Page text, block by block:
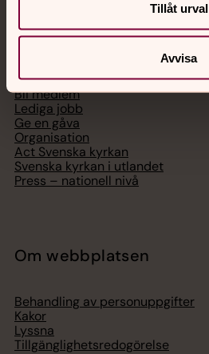
Tillåt urval
Avvisa
Svenska kyrkan
Hitta församling
Bli medlem
Lediga jobb
Ge en gåva
Organisation
Act Svenska kyrkan
Svenska kyrkan i utlandet
Press – nationell nivå
Om webbplatsen
Behandling av personuppgifter
Kakor
Lyssna
Tillgänglighetsredogörelse